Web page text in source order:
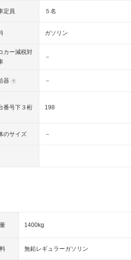
定員 ５名
ガソリン
カー減税対
－
器 －
番号下３桁 198
のサイズ －
1400kg
無鉛レギュラーガソリン